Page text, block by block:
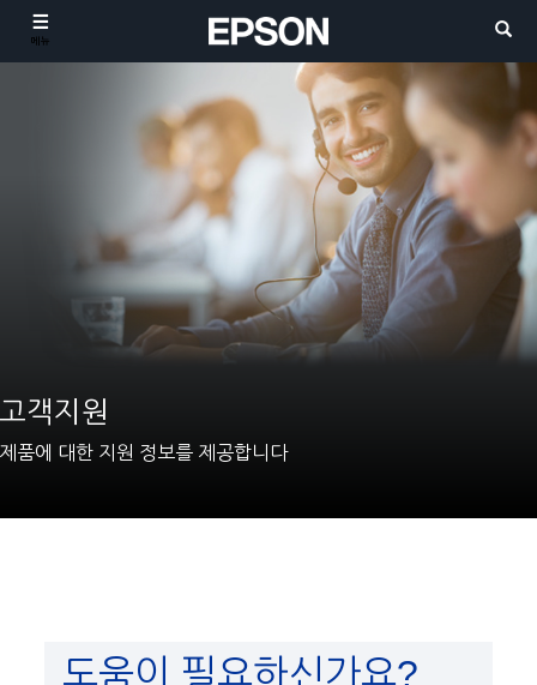
메뉴
고객지원
제품에 대한 지원 정보를 제공합니다
도움이 필요하신가요?